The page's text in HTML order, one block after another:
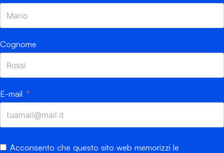
Cognome
E-mail
Acconsento che questo sito web memorizzi le